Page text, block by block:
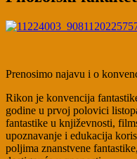
Prenosimo najavu i o
Rikon je konvencija
godine u prvoj polovici
fantastike u književnosti,
upoznavanje i edukacija
poljima znanstvene